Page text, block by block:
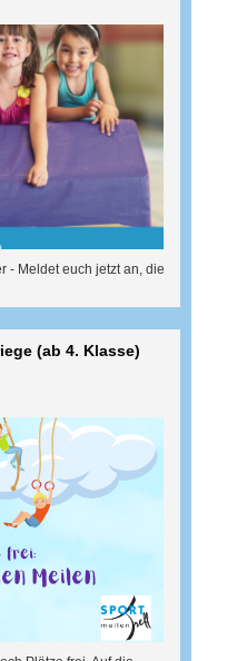
- Meldet euch jetzt an, die
(ab 4. Klasse)